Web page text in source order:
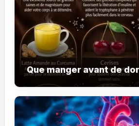
Que manger avant de